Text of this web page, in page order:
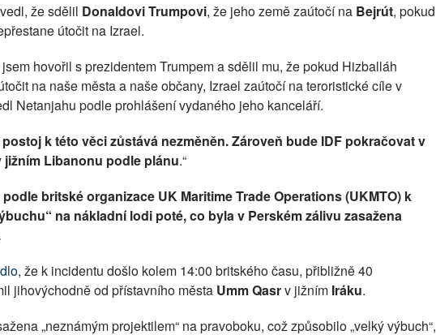
že sdělil Donaldovi Trumpovi, že jeho země zaútočí na Bejrút, pokud
útočit na Izrael.
jsem hovořil s prezidentem Trumpem a sdělil mu, že pokud Hizballáh
na naše města a naše občany, Izrael zaútočí na teroristické cíle v
Netanjahu podle prohlášení vydaného jeho kanceláří.
postoj k této věci zůstává nezměněn. Zároveň bude IDF pokračovat v
jižním Libanonu podle plánu.“
britské organizace UK Maritime Trade Operations (UKMTO) k
na nákladní lodi poté, co byla v Perském zálivu zasažena
, že k incidentu došlo kolem 14:00 britského času, přibližně 40
jihovýchodně od přístavního města Umm Qasrv jižním Iráku.
„neznámým projektilem“ na pravoboku, což způsobilo „velký výbuch“,